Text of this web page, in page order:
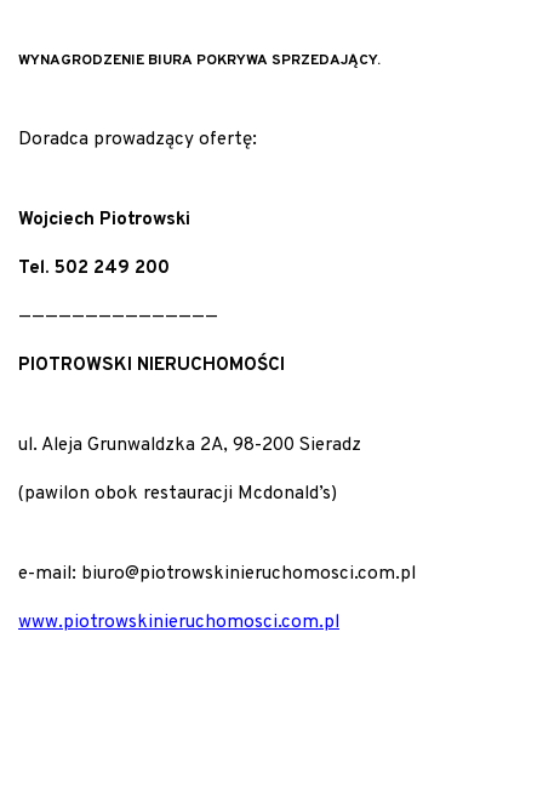
WYNAGRODZENIE BIURA POKRYWA SPRZEDAJĄCY.
Doradca prowadzący ofertę:
Wojciech Piotrowski
Tel. 502 249 200
———————————————
PIOTROWSKI NIERUCHOMOŚCI
ul. Aleja Grunwaldzka 2A, 98-200 Sieradz
(pawilon obok restauracji Mcdonald’s)
e-mail: biuro@piotrowskinieruchomosci.com.pl
www.piotrowskinieruchomosci.com.pl